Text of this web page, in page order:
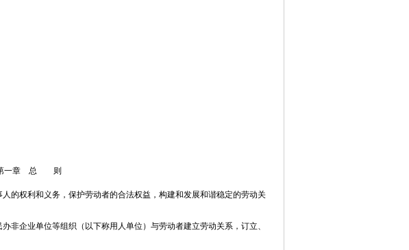
一章 总 则
的权利和义务，保护劳动者的合法权益，构建和发展和谐稳定的劳动关
非企业单位等组织（以下称用人单位）与劳动者建立劳动关系，订立、